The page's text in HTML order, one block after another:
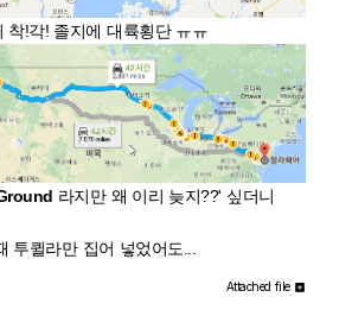
착!각! 졸지에 대륙횡단 ㅠㅠ
라지만 왜 이리 늦지??' 싶더니
투퀼라만 집어 넣었어도...
Attached file